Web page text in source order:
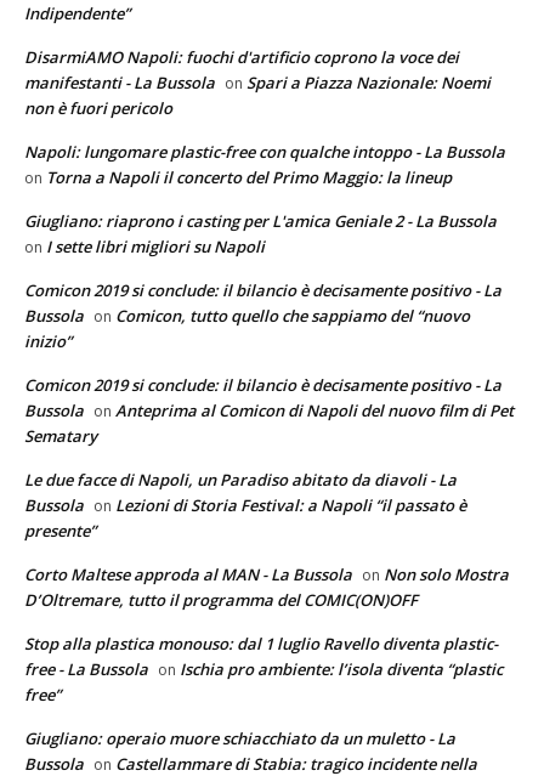
Indipendente”
DisarmiAMO Napoli: fuochi d'artificio coprono la voce dei
manifestanti - La Bussola on Spari a Piazza Nazionale: Noemi
non è fuori pericolo
Napoli: lungomare plastic-free con qualche intoppo - La Bussola
on Torna a Napoli il concerto del Primo Maggio: la lineup
Giugliano: riaprono i casting per L'amica Geniale 2 - La Bussola
on I sette libri migliori su Napoli
Comicon 2019 si conclude: il bilancio è decisamente positivo - La
Bussola on Comicon, tutto quello che sappiamo del “nuovo
inizio”
Comicon 2019 si conclude: il bilancio è decisamente positivo - La
Bussola on Anteprima al Comicon di Napoli del nuovo film di Pet
Sematary
Le due facce di Napoli, un Paradiso abitato da diavoli - La
Bussola on Lezioni di Storia Festival: a Napoli “il passato è
presente”
Corto Maltese approda al MAN - La Bussola on Non solo Mostra
D’Oltremare, tutto il programma del COMIC(ON)OFF
Stop alla plastica monouso: dal 1 luglio Ravello diventa plastic-
free - La Bussola on Ischia pro ambiente: l’isola diventa “plastic
free”
Giugliano: operaio muore schiacchiato da un muletto - La
Bussola on Castellammare di Stabia: tragico incidente nella